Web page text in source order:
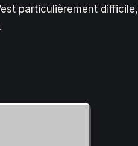
particulièrement difficile,